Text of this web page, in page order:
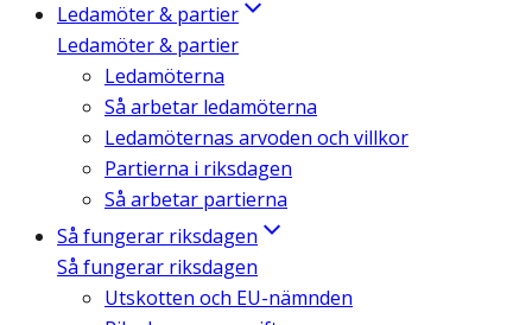
Ledamöter & partier
Ledamöter & partier
Ledamöterna
Så arbetar ledamöterna
Ledamöternas arvoden och villkor
Partierna i riksdagen
Så arbetar partierna
Så fungerar riksdagen
Så fungerar riksdagen
Utskotten och EU-nämnden